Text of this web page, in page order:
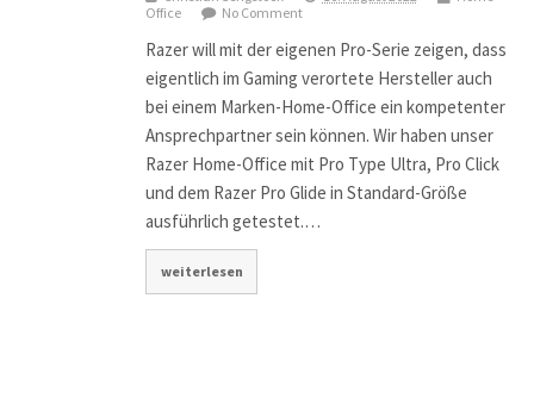
Office
No Comment
Razer will mit der eigenen Pro-Serie zeigen, dass
eigentlich im Gaming verortete Hersteller auch
bei einem Marken-Home-Office ein kompetenter
Ansprechpartner sein können. Wir haben unser
Razer Home-Office mit Pro Type Ultra, Pro Click
und dem Razer Pro Glide in Standard-Größe
ausführlich getestet.…
weiterlesen